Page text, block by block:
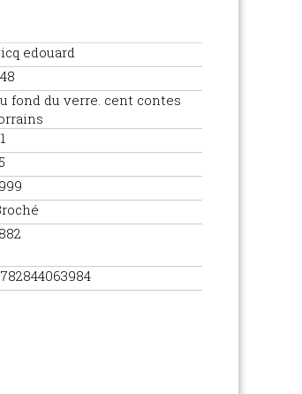
edouard
fond du verre. cent contes